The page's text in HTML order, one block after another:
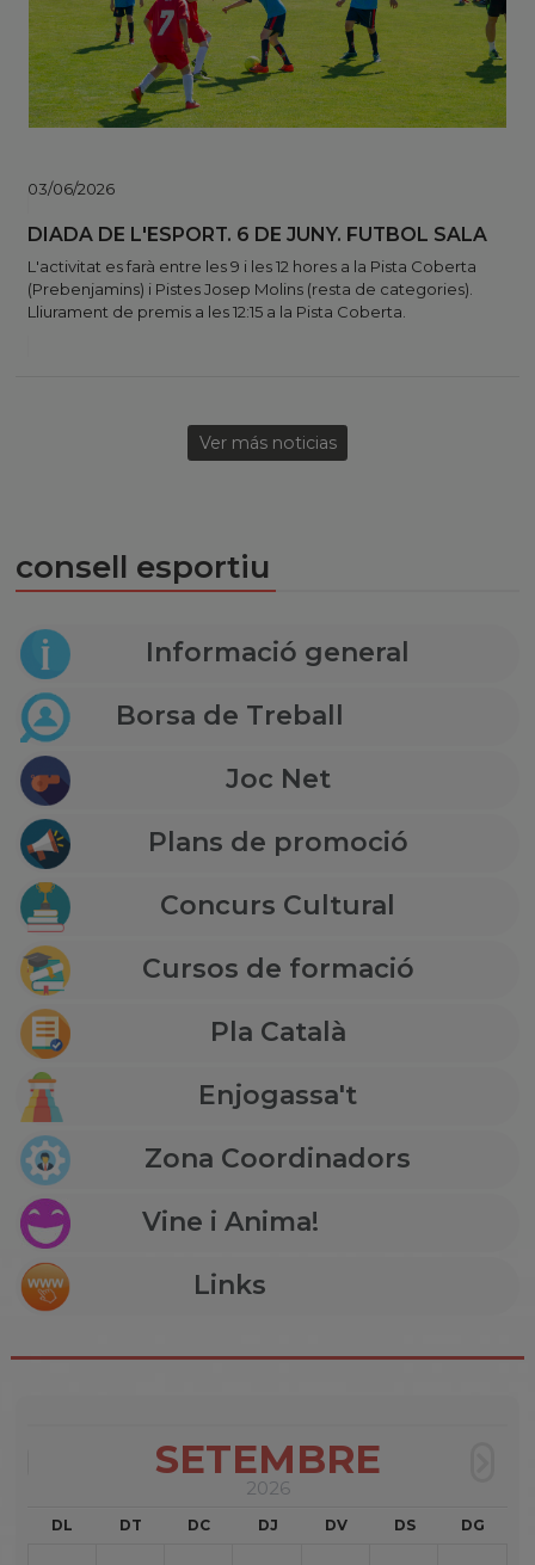
DIADA DE L'ESPORT. 6 DE JUNY. FUTBOL SALA
L'activitat es farà entre les 9 i les 12 hores a la Pista Coberta
(Prebenjamins) i Pistes Josep Molins (resta de categories).
Lliurament de premis a les 12:15 a la Pista Coberta.
03/06/2026
Ver más noticias
consell esportiu
Informació general
Borsa de Treball
Joc Net
Plans de promoció
Concurs Cultural
Cursos de formació
Pla Català
Enjogassa't
Zona Coordinadors
Vine i Anima!
Links
SETEMBRE
2026
DL DT DC DJ DV DS DG